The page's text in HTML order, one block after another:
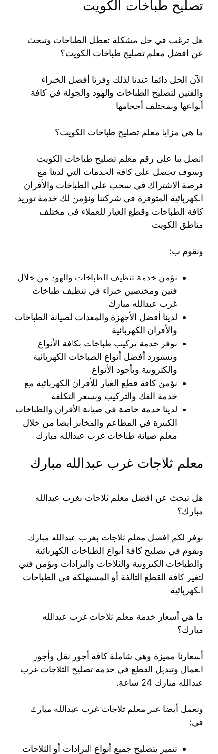
تصليح طباخات الكويت
هل ترغب في حل مشكلة تعطل الطباخات وتبحث
عن افضل معلم تصليح طباخات الكويت؟
الآن الحل دائما عندنا لذلك وفرنا أفضل الخبراء
والفنين لتصليح الطباخات والهود والجولة في كافة
أنواعها وبمختلف أحجامها
ما هي مزايا معلم تصليح طباخات الكويت؟
اتصل بنا على رقم معلم تصليح طباخات الكويت
وسوف تحصل على كافة الخدمات التي لدينا مع
فرصة الاشتراك في سحب على الطباخات والأفران
الكهربائية المتوفرة في شركتنا ونؤمن لك خدمة توريد
كافة الطباخات وقطع الغيار للعملاء في مختلف
مناطق الكويت
ونقوم ب:
نؤمن خدمة تنظيف الطباخات والهود من خلال
فنين ومختصين خبراء في تنظيف طباخات
غرب عبدالله مبارك
لدينا أفضل الأجهزة والمعدات لصيانة الطباخات
والأفران الكهربائية
نوفر خدمة تركيب طباخات بكافة الأنواع
ونستورد أفضل أنواع الطباخات الكهربائية
والكترونية وبأجود الأنواع
نؤمن كافة قطع الغيار للأفران الكهربائية مع
خدمة الفك والتركيب وبسعر التكلفة
لدينا خدمة خاصة في صيانة الأفران والطباخات
الكبيرة في المطاعم والمخابز أيضا من خلال
معلم صيانة طباخات غرب عبدالله مبارك
معلم ثلاجات غرب عبدالله مبارك
هل تبحث عن افضل معلم ثلاجات بغرب عبدالله
مبارك؟
نوفر لكم افضل معلم ثلاجات بغرب عبدالله مبارك
ونقوم في تصليح كافة أنواع الطباخات الكهربائية
والطباخات الكترونية والثلاجات والبرادات ونؤمن فني
لتغير كافة القطع التالفة أو المستهلكة في الطباخات
الكهربائية
ما هي أسعار خدمة معلم ثلاجات غرب عبدالله
مبارك؟
أسعارنا مميزة وهي شاملة كافة أجور نقل وأجور
العمال وتبديل القطع في خدمة تصليح الثلاجات غرب
عبدالله مبارك 24 ساعة.
ونعمل أيضا عبر معلم ثلاجات غرب عبدالله مبارك
في:
تتميز بتصليح جميع أنواع البرادات أو الثلاجات